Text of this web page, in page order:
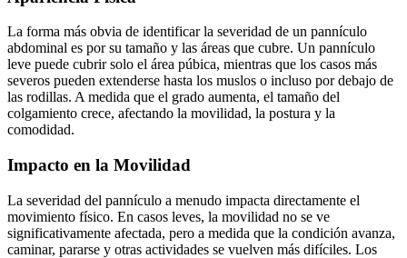
La forma más obvia de identificar la severidad de un pannículo
abdominal es por su tamaño y las áreas que cubre. Un pannículo
leve puede cubrir solo el área púbica, mientras que los casos más
severos pueden extenderse hasta los muslos o incluso por debajo de
las rodillas. A medida que el grado aumenta, el tamaño del
colgamiento crece, afectando la movilidad, la postura y la
comodidad.
Impacto en la Movilidad
La severidad del pannículo a menudo impacta directamente el
movimiento físico. En casos leves, la movilidad no se ve
significativamente afectada, pero a medida que la condición avanza,
caminar, pararse y otras actividades se vuelven más difíciles. Los